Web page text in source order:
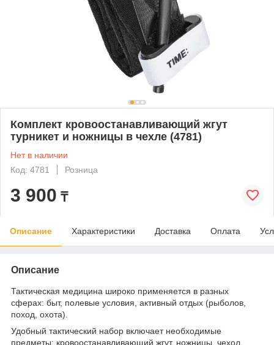
Комплект кровоостанавливающий жгут
турникет и ножницы в чехле (4781)
Нет в наличии
Код: 4781
Розница
3 900 ₸
Описание Характеристики Доставка Оплата
Описание
Тактическая медицина широко применяется в разных
сферах: быт, полевые условия, активный отдых (рыболов,
поход, охота).
Удобный тактический набор включает необходимые
предметы: кровоостанавливающий жгут, ножницы, чехол.